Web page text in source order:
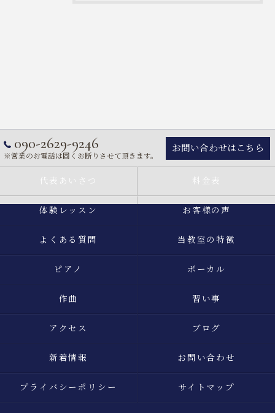
090-2629-9246
※営業のお電話は固くお断りさせて頂きます。
お問い合わせはこちら
代表あいさつ 料金表
体験レッスン お客様の声
よくある質問 当教室の特徴
ピアノ ボーカル
作曲 習い事
アクセス ブログ
新着情報 お問い合わせ
プライバシーポリシー サイトマップ